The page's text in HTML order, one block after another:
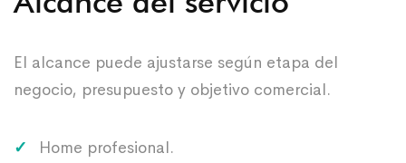
El alcance puede ajustarse según etapa del
negocio, presupuesto y objetivo comercial.
Home profesional.